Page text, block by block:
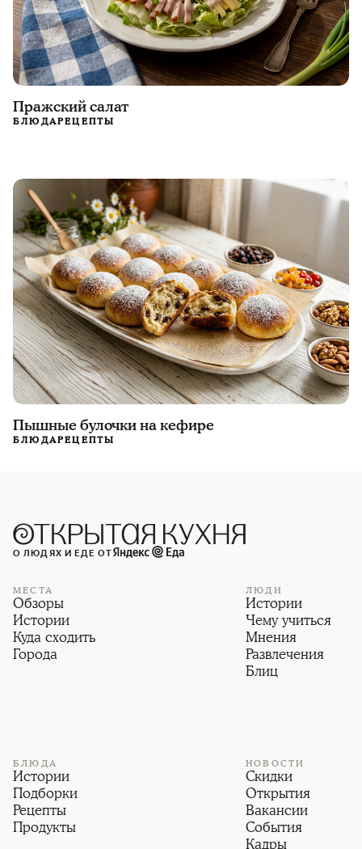
Пражский салат
БЛЮДАРЕЦЕПТЫ
Пышные булочки на кефире
БЛЮДАРЕЦЕПТЫ
О ЛЮДЯХ И ЕДЕ ОТ
МЕСТА
Обзоры
Истории
Куда сходить
Города
ЛЮДИ
Истории
Чему учиться
Мнения
Развлечения
Блиц
БЛЮДА
Истории
Подборки
Рецепты
Продукты
НОВОСТИ
Скидки
Открытия
Вакансии
События